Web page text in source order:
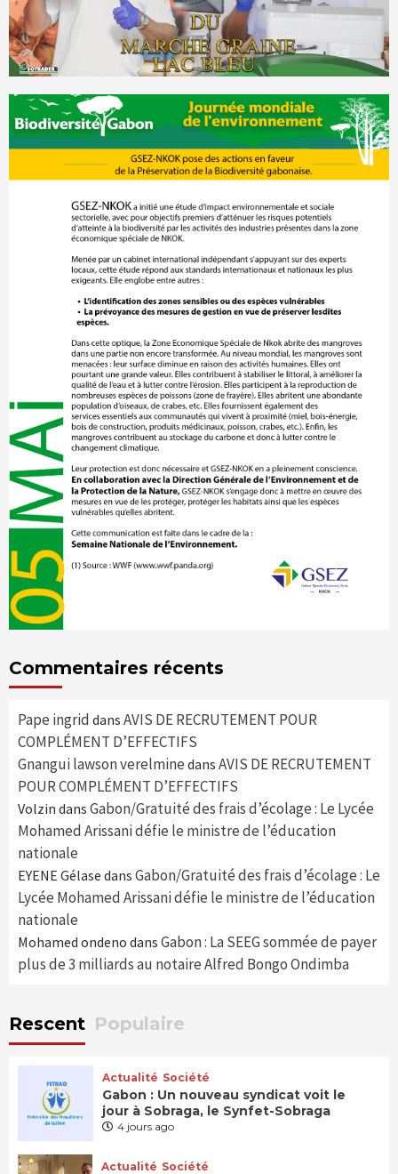
Commentaires récents
Pape ingrid dans AVIS DE RECRUTEMENT POUR
COMPLÉMENT D’EFFECTIFS
Gnangui lawson verelmine dans AVIS DE RECRUTEMENT
POUR COMPLÉMENT D’EFFECTIFS
Volzin dans Gabon/Gratuité des frais d’écolage : Le Lycée
Mohamed Arissani défie le ministre de l’éducation
nationale
EYENE Gélase dans Gabon/Gratuité des frais d’écolage : Le
Lycée Mohamed Arissani défie le ministre de l’éducation
nationale
Mohamed ondeno dans Gabon : La SEEG sommée de payer
plus de 3 milliards au notaire Alfred Bongo Ondimba
Rescent Populaire
Actualité Société
Gabon : Un nouveau syndicat voit le
jour à Sobraga, le Synfet-Sobraga
4 jours ago
Actualité Société